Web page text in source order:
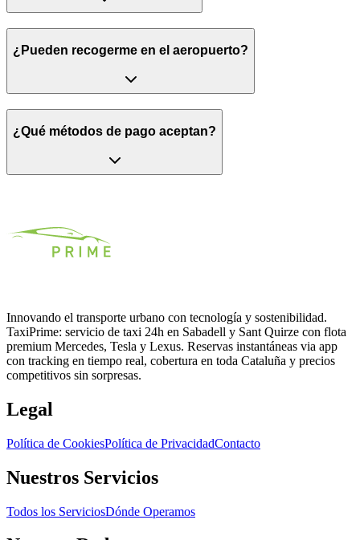
¿Pueden recogerme en el aeropuerto?
¿Qué métodos de pago aceptan?
Innovando el transporte urbano con tecnología y sostenibilidad.
TaxiPrime: servicio de taxi 24h en Sabadell y Sant Quirze con flota
premium Mercedes, Tesla y Lexus. Reservas instantáneas via app
con tracking en tiempo real, cobertura en toda Cataluña y precios
competitivos sin sorpresas.
Legal
Política de CookiesPolítica de PrivacidadContacto
Nuestros Servicios
Todos los ServiciosDónde Operamos